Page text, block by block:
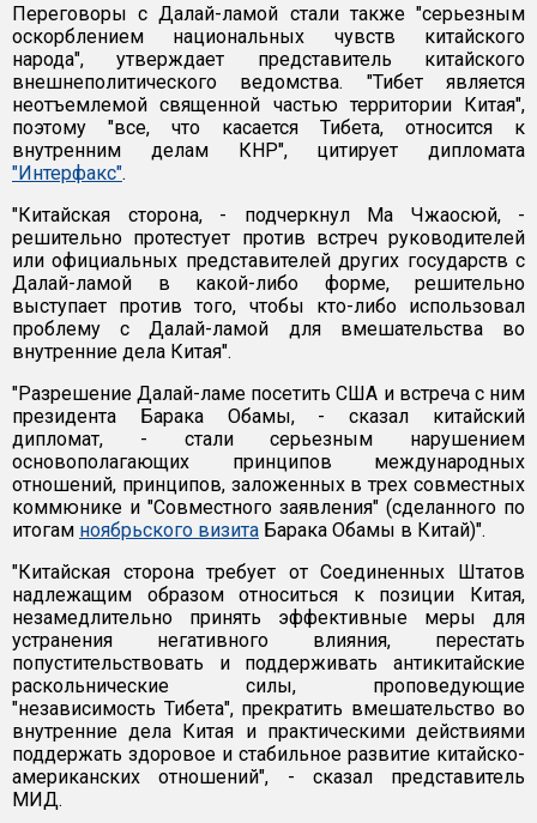
Переговоры с Далай-ламой стали также "серьезным
оскорблением национальных чувств китайского
народа", утверждает представитель китайского
внешнеполитического ведомства. "Тибет является
неотъемлемой священной частью территории Китая",
поэтому "все, что касается Тибета, относится к
внутренним делам КНР", цитирует дипломата
"Интерфакс".
"Китайская сторона, - подчеркнул Ма Чжаосюй, -
решительно протестует против встреч руководителей
или официальных представителей других государств с
Далай-ламой в какой-либо форме, решительно
выступает против того, чтобы кто-либо использовал
проблему с Далай-ламой для вмешательства во
внутренние дела Китая".
"Разрешение Далай-ламе посетить США и встреча с ним
президента Барака Обамы, - сказал китайский
дипломат, - стали серьезным нарушением
основополагающих принципов международных
отношений, принципов, заложенных в трех совместных
коммюнике и "Совместного заявления" (сделанного по
итогам ноябрьского визита Барака Обамы в Китай)".
"Китайская сторона требует от Соединенных Штатов
надлежащим образом относиться к позиции Китая,
незамедлительно принять эффективные меры для
устранения негативного влияния, перестать
попустительствовать и поддерживать антикитайские
раскольнические силы, проповедующие
"независимость Тибета", прекратить вмешательство во
внутренние дела Китая и практическими действиями
поддержать здоровое и стабильное развитие китайско-
американских отношений", - сказал представитель
МИД.